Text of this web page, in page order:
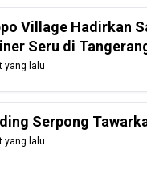
Village Hadirkan
Seru di
yang lalu
Serpong
yang lalu